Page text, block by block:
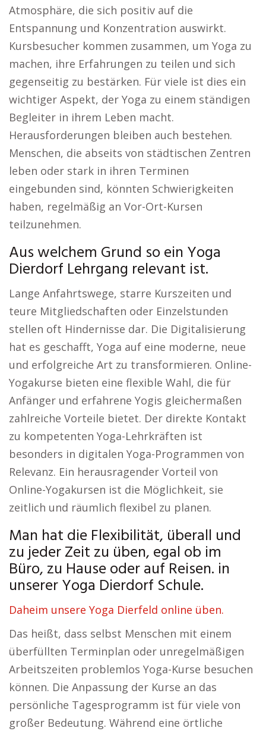
Atmosphäre, die sich positiv auf die
Entspannung und Konzentration auswirkt.
Kursbesucher kommen zusammen, um Yoga zu
machen, ihre Erfahrungen zu teilen und sich
gegenseitig zu bestärken. Für viele ist dies ein
wichtiger Aspekt, der Yoga zu einem ständigen
Begleiter in ihrem Leben macht.
Herausforderungen bleiben auch bestehen.
Menschen, die abseits von städtischen Zentren
leben oder stark in ihren Terminen
eingebunden sind, könnten Schwierigkeiten
haben, regelmäßig an Vor-Ort-Kursen
teilzunehmen.
Aus welchem Grund so ein Yoga
Dierdorf Lehrgang relevant ist.
Lange Anfahrtswege, starre Kurszeiten und
teure Mitgliedschaften oder Einzelstunden
stellen oft Hindernisse dar. Die Digitalisierung
hat es geschafft, Yoga auf eine moderne, neue
und erfolgreiche Art zu transformieren. Online-
Yogakurse bieten eine flexible Wahl, die für
Anfänger und erfahrene Yogis gleichermaßen
zahlreiche Vorteile bietet. Der direkte Kontakt
zu kompetenten Yoga-Lehrkräften ist
besonders in digitalen Yoga-Programmen von
Relevanz. Ein herausragender Vorteil von
Online-Yogakursen ist die Möglichkeit, sie
zeitlich und räumlich flexibel zu planen.
Man hat die Flexibilität, überall und
zu jeder Zeit zu üben, egal ob im
Büro, zu Hause oder auf Reisen. in
unserer Yoga Dierdorf Schule.
Daheim unsere Yoga Dierfeld online üben.
Das heißt, dass selbst Menschen mit einem
überfüllten Terminplan oder unregelmäßigen
Arbeitszeiten problemlos Yoga-Kurse besuchen
können. Die Anpassung der Kurse an das
persönliche Tagesprogramm ist für viele von
großer Bedeutung. Während eine örtliche